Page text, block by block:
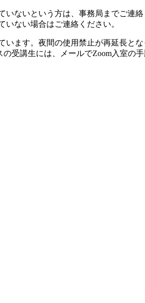
いないという方は、事務局までご連
ない場合はご連絡ください。
います。夜間の使用禁止が再延長と
受講生には、メールでZoom入室の